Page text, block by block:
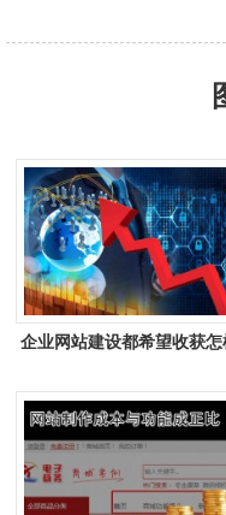
企业网站建设都希望收获怎